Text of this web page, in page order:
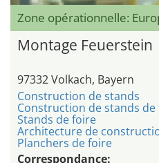
Zone opérationnelle:
Montage Feuerstein
97332 Volkach, Bayern
Construction de stands
Construction de stands
Stands de foire
Architecture de
Planchers de foire
Correspondance: